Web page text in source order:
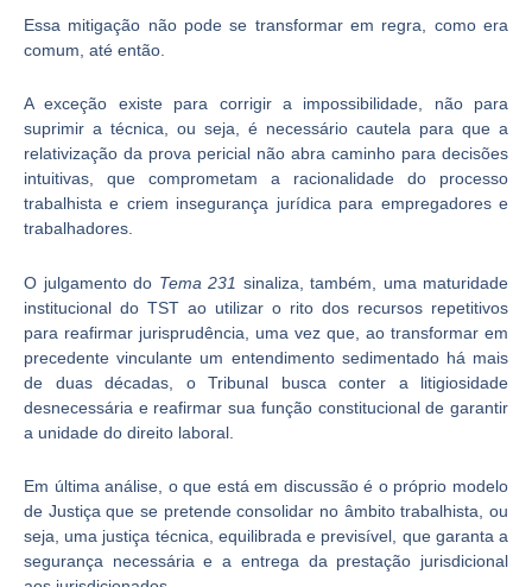
Essa mitigação não pode se transformar em regra, como era
comum, até então.
A exceção existe para corrigir a impossibilidade, não para
suprimir a técnica, ou seja, é necessário cautela para que a
relativização da prova pericial não abra caminho para decisões
intuitivas, que comprometam a racionalidade do processo
trabalhista e criem insegurança jurídica para empregadores e
trabalhadores.
O julgamento do Tema 231 sinaliza, também, uma maturidade
institucional do TST ao utilizar o rito dos recursos repetitivos
para reafirmar jurisprudência, uma vez que, ao transformar em
precedente vinculante um entendimento sedimentado há mais
de duas décadas, o Tribunal busca conter a litigiosidade
desnecessária e reafirmar sua função constitucional de garantir
a unidade do direito laboral.
Em última análise, o que está em discussão é o próprio modelo
de Justiça que se pretende consolidar no âmbito trabalhista, ou
seja, uma justiça técnica, equilibrada e previsível, que garanta a
segurança necessária e a entrega da prestação jurisdicional